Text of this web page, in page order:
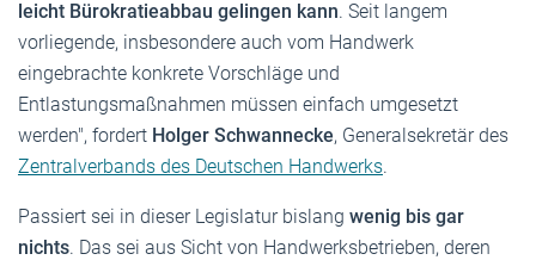
leicht Bürokratieabbau gelingen kann. Seit langem
vorliegende, insbesondere auch vom Handwerk
eingebrachte konkrete Vorschläge und
Entlastungsmaßnahmen müssen einfach umgesetzt
werden", fordert Holger Schwannecke, Generalsekretär des
Zentralverbands des Deutschen Handwerks.
Passiert sei in dieser Legislatur bislang wenig bis gar
nichts. Das sei aus Sicht von Handwerksbetrieben, deren